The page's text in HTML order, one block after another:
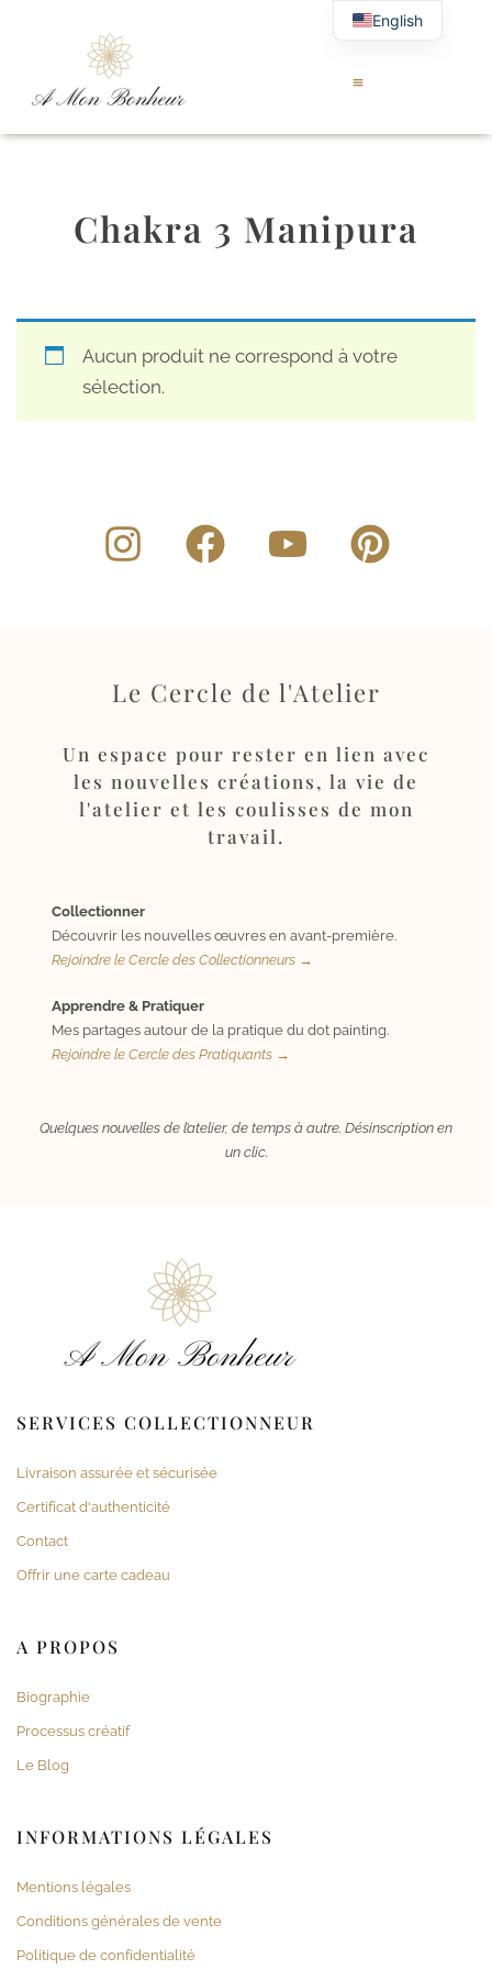
Chakra 3 Manipura
Aucun produit ne correspond à votre
sélection.
Le Cercle de l'Atelier
Un espace pour rester en lien avec
les nouvelles créations, la vie de
l'atelier et les coulisses de mon
travail.
Collectionner
Découvrir les nouvelles œuvres en avant-première.
Rejoindre le Cercle des Collectionneurs →
Apprendre & Pratiquer
Mes partages autour de la pratique du dot painting.
Rejoindre le Cercle des Pratiquants →
Quelques nouvelles de l’atelier, de temps à autre. Désinscription en
un clic.
SERVICES COLLECTIONNEUR
Livraison assurée et sécurisée
Certificat d'authenticité
Contact
Offrir une carte cadeau
A PROPOS
Biographie
Processus créatif
Le Blog
INFORMATIONS LÉGALES
Mentions légales
Conditions générales de vente
Politique de confidentialité
English